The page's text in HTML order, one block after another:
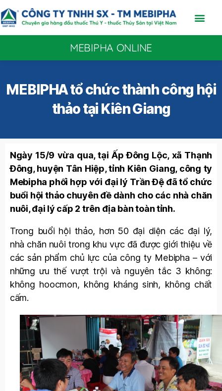
MEBIPHA ONLINE
MEBIPHA tổ chức thành công hội
thảo tại Kiên Giang
Ngày 15/9 vừa qua, tại Ấp Đông Lộc, xã Thạnh
Đông, huyện Tân Hiệp, tỉnh Kiên Giang, công ty
Mebipha phối hợp với đại lý Trần Đệ đã tổ chức
buổi hội thảo chuyên đề dành cho các nhà chăn
nuôi, đại lý cấp 2 trên địa bàn toàn tỉnh.
Trong buổi hội thảo, hơn 50 đại diện các đại lý,
nhà chăn nuôi trong khu vực đã được giới thiệu về
các sản phẩm chủ lực của công ty Mebipha – với
những ưu thế vượt trội và nguyên tắc 3 không:
không hoocmon, không kháng sinh, không chất
cấm.